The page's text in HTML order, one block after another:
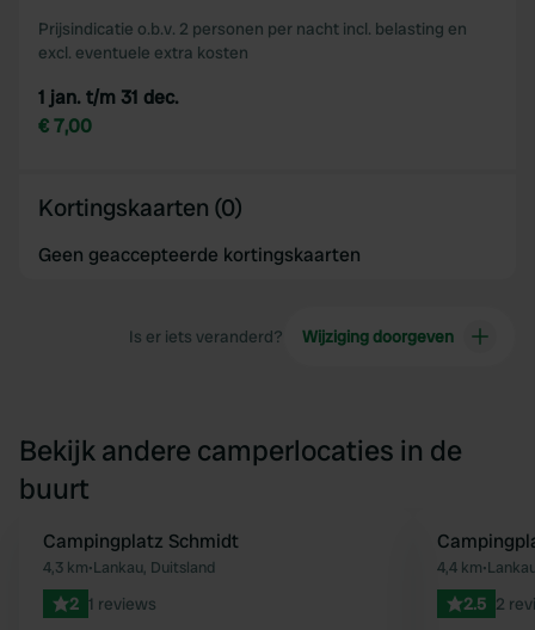
Prijsindicatie o.b.v. 2 personen per nacht incl. belasting en
excl. eventuele extra kosten
1 jan. t/m 31 dec.
€ 7,00
Kortingskaarten (0)
Geen geaccepteerde kortingskaarten
Is er iets veranderd? Wijziging doorgeven
Bekijk andere camperlocaties in de
buurt
Favoriet
Campingplatz Schmidt
4,3 km•Lankau, Duitsland
2 1 reviews
4,4 km•
2.5 2